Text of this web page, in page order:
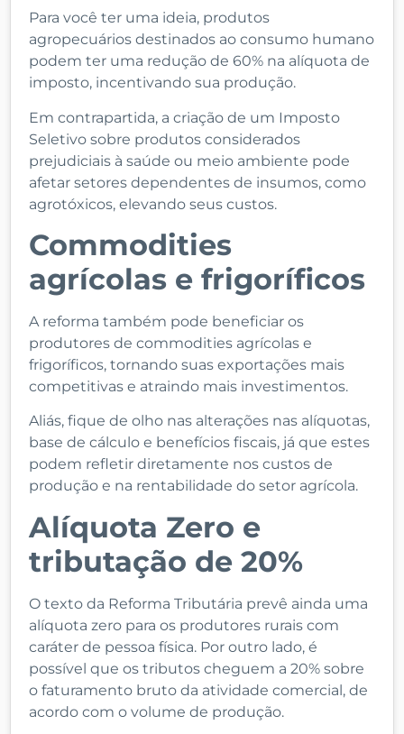
Para você ter uma ideia, produtos
agropecuários destinados ao consumo humano
podem ter uma redução de 60% na alíquota de
imposto, incentivando sua produção.
Em contrapartida, a criação de um Imposto
Seletivo sobre produtos considerados
prejudiciais à saúde ou meio ambiente pode
afetar setores dependentes de insumos, como
agrotóxicos, elevando seus custos.
Commodities
agrícolas e frigoríficos
A reforma também pode beneficiar os
produtores de commodities agrícolas e
frigoríficos, tornando suas exportações mais
competitivas e atraindo mais investimentos.
Aliás, fique de olho nas alterações nas alíquotas,
base de cálculo e benefícios fiscais, já que estes
podem refletir diretamente nos custos de
produção e na rentabilidade do setor agrícola.
Alíquota Zero e
tributação de 20%
O texto da Reforma Tributária prevê ainda uma
alíquota zero para os produtores rurais com
caráter de pessoa física. Por outro lado, é
possível que os tributos cheguem a 20% sobre
o faturamento bruto da atividade comercial, de
acordo com o volume de produção.